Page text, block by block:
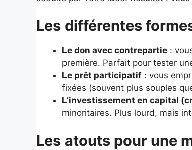
Les différentes
Le don avec contrepartie :
première. Parfait pour tester
Le prêt participatif : vous
fixées (souvent plus souples
L’investissement en capital
minoritaires. Plus lourd, mais
Les atouts pour une